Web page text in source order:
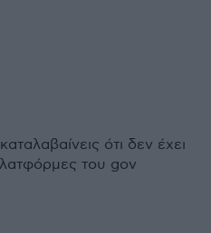
ότι δεν έχει
του gov